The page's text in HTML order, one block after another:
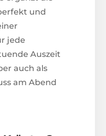
und
jede
Auszeit
auch als
am Abend